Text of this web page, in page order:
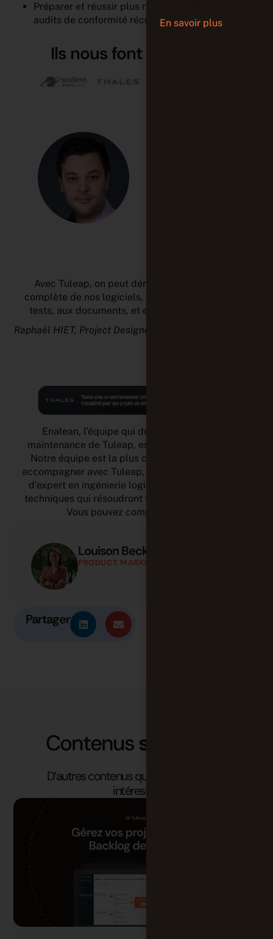
Préparer et réussir plus rapidement les
audits de conformité récurrents
Ils nous font confiance
Avec Tuleap, on peut démontrer la traçabilité
complète de nos logiciels, des spécifications, aux
tests, aux documents, et en sortir une synthèse.
Raphaël HIET, Project Designer authority, Thales Group
Enalean, l’équipe qui développe et gère la
maintenance de Tuleap, est localisée en France.
Notre équipe est la plus compétente pour vous
accompagner avec Tuleap, vous fournir un support
d’expert en ingénierie logicielle et des réponses
techniques qui résoudront vraiment vos incidents.
Vous pouvez compter sur nous.
Louison Beck
PRODUCT MARKETING MANAGER
Partager
Contenussimilaires
D’autres contenus qui pourraient vous
intéresser.
En savoir plus